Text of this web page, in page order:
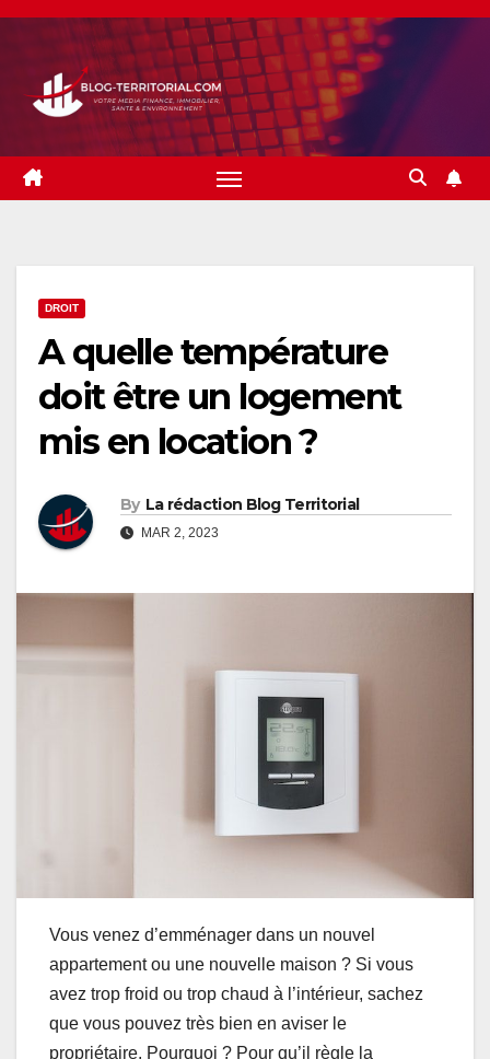
Skip
content
DROIT
A quelle température
doit être un logement
mis en location ?
By La rédaction Blog Territorial
MAR 2, 2023
Vous venez d’emménager dans un nouvel
appartement ou une nouvelle maison ? Si vous
avez trop froid ou trop chaud à l’intérieur, sachez
que vous pouvez très bien en aviser le
propriétaire. Pourquoi ? Pour qu’il règle la